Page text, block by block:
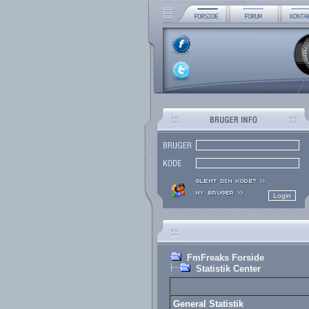
FmFreaks Forside
Statistik Center
General Statistik